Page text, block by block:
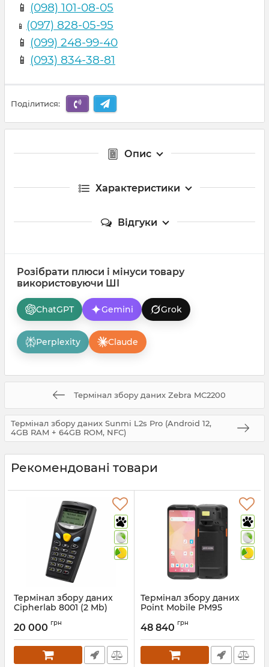
📱 (098) 101-08-05
📱 (097) 828-05-95
📱 (099) 248-99-40
📱 (093) 834-38-81
Поділитися:
Опис
Характеристики
Відгуки
Розібрати плюси і мінуси товару
використовуючи ШІ
ChatGPT Gemini Grok
Perplexity Claude
Термінал збору даних Zebra MC2200
Термінал збору даних Sunmi L2s Pro (Android 12,
4GB RAM + 64GB ROM, NFC)
Рекомендовані товари
Термінал збору даних
Cipherlab 8001 (2 Mb)
20 000 грн
Термінал збору даних
Point Mobile PM95
FHD+, Android 13, 6/64 Гб,
Артикул:1411
48 840 грн